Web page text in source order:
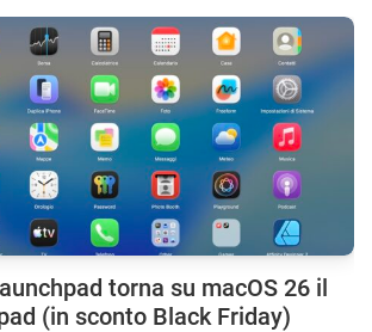
torna su macOS 26 il
(in sconto Black Friday)